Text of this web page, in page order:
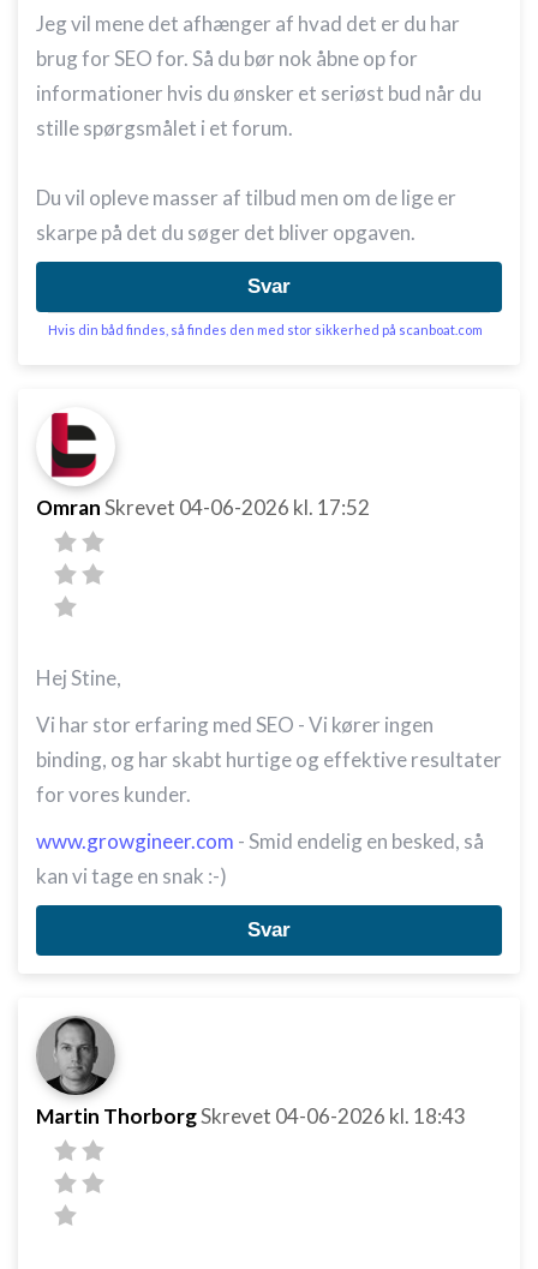
Jeg vil mene det afhænger af hvad det er du har
brug for SEO for. Så du bør nok åbne op for
informationer hvis du ønsker et seriøst bud når du
stille spørgsmålet i et forum.
Du vil opleve masser af tilbud men om de lige er
skarpe på det du søger det bliver opgaven.
Svar
Hvis din båd findes, så findes den med stor sikkerhed på scanboat.com
OmranSkrevet 04-06-2026 kl. 17:52
Hej Stine,
Vi har stor erfaring med SEO - Vi kører ingen
binding, og har skabt hurtige og effektive resultater
for vores kunder.
www.growgineer.com - Smid endelig en besked, så
kan vi tage en snak :-)
Svar
Martin ThorborgSkrevet 04-06-2026 kl. 18:43